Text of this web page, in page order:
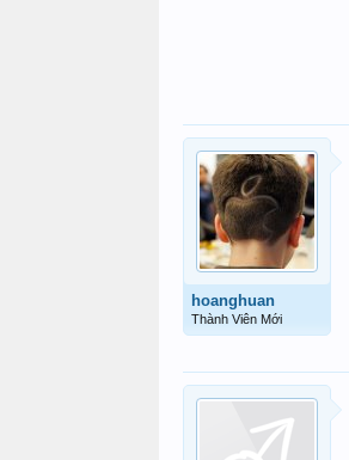
hoanghuan
Thành Viên Mới